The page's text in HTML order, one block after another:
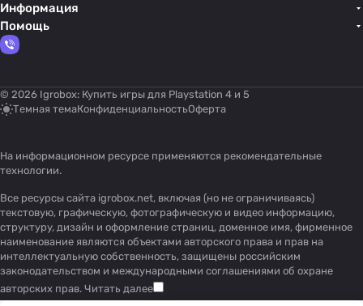
Информация
Помощь
© 2026 Igrobox: Купить игры для Playstation 4 и 5
Темная темаКонфиденциальностьОферта
На информационном ресурсе применяются рекомендательные
технологии.
Все ресурсы сайта igrobox.net, включая (но не ограничиваясь)
текстовую, графическую, фотографическую и видео информацию,
структуру, дизайн и оформление страниц, доменное имя, фирменное
наименование являются объектами авторского права и прав на
интеллектуальную собственность, защищены российским
законодательством и международными соглашениями об охране
авторских прав. Читать далее